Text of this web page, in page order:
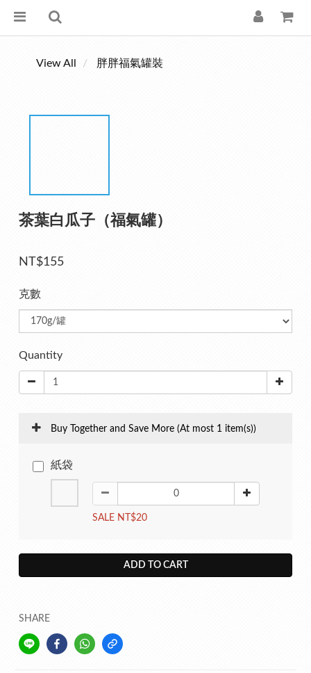
View All 胖胖福氣罐裝
茶葉白瓜子（福氣罐）
NT$155
克數
Quantity
Buy Together and Save More (At most 1 item(s))
紙袋
SALE NT$20
ADD TO CART
SHARE